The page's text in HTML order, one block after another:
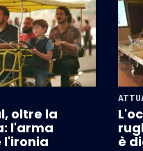
oltre la
l'arma
l'ironia
è